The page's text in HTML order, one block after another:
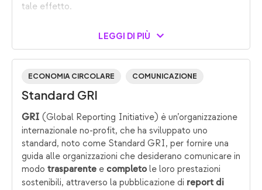
tale effetto.
LEGGI DI PIÙ
ECONOMIA CIRCOLARE COMUNICAZIONE
Standard GRI
GRI (Global Reporting Initiative) è un’organizzazione
internazionale no-profit, che ha sviluppato uno
standard, noto come Standard GRI, per fornire una
guida alle organizzazioni che desiderano comunicare in
modo trasparente e completo le loro prestazioni
sostenibili, attraverso la pubblicazione di report di